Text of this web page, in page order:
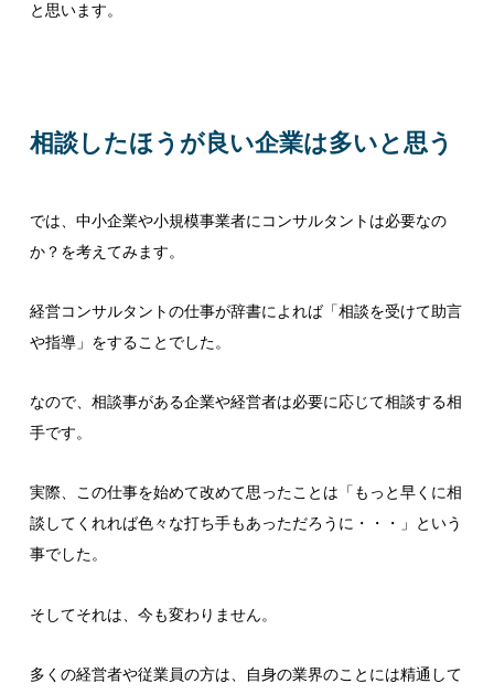
と思います。
相談したほうが良い企業は多いと思う
では、中小企業や小規模事業者にコンサルタントは必要なの
か？を考えてみます。
経営コンサルタントの仕事が辞書によれば「相談を受けて助言
や指導」をすることでした。
なので、相談事がある企業や経営者は必要に応じて相談する相
手です。
実際、この仕事を始めて改めて思ったことは「もっと早くに相
談してくれれば色々な打ち手もあっただろうに・・・」という
事でした。
そしてそれは、今も変わりません。
多くの経営者や従業員の方は、自身の業界のことには精通して